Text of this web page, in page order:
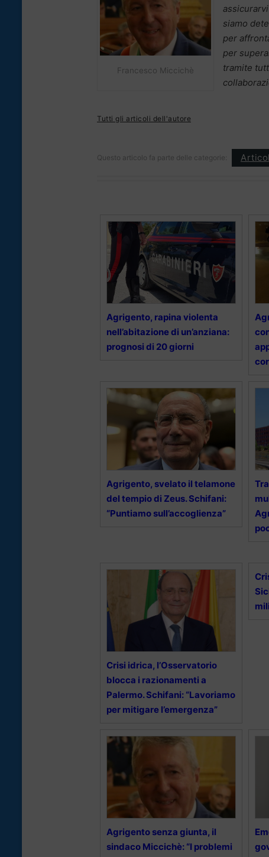
Francesco Miccichè
siamo
per
per
tramite
Tutti gli articoli dell'autore
Questo articolo fa parte delle categorie:
Agrigento, rapina violenta
nell’abitazione di un’anziana:
prognosi di 20 giorni
Agrigento, svelato il telamone
del tempio di Zeus. Schifani:
“Puntiamo sull’accoglienza”
Crisi idrica, l’Osservatorio
blocca i razionamenti a
Palermo. Schifani: “Lavoriamo
per mitigare l’emergenza”
Agrigento senza giunta, il
sindaco Miccichè: “I problemi